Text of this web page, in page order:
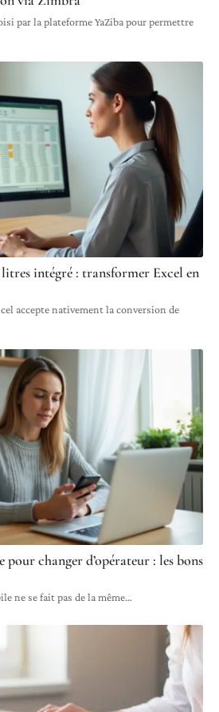
par la plateforme YaZiba pour permettre
intégré : transformer Excel en
accepte nativement la conversion de
changer d’opérateur : les bons
ne se fait pas de la même…